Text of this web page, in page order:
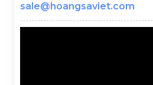
sale@hoangsaviet.com